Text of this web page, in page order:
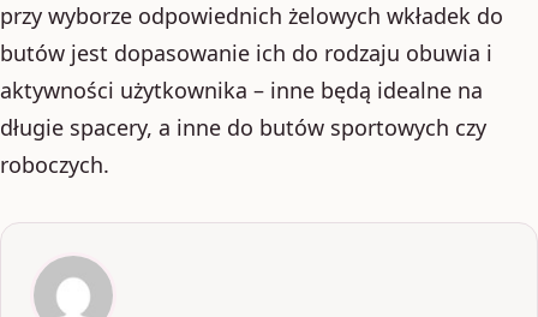
przy wyborze odpowiednich żelowych wkładek do
butów jest dopasowanie ich do rodzaju obuwia i
aktywności użytkownika – inne będą idealne na
długie spacery, a inne do butów sportowych czy
roboczych.